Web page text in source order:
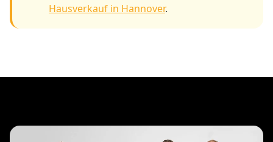
Hausverkauf in Hannover.